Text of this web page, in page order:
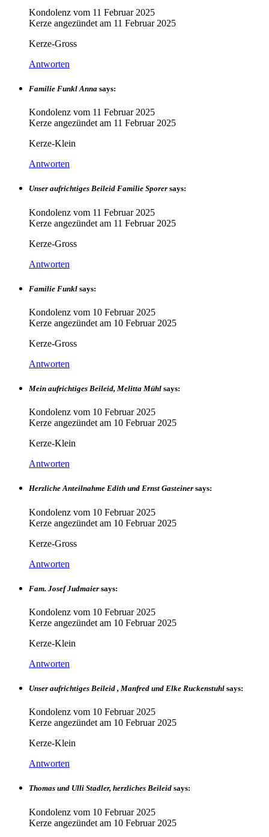
Kondolenz vom 11 Februar 2025
Kerze angezündet am 11 Februar 2025
Kerze-Gross
Antworten
Familie Funkl Anna says:
Kondolenz vom 11 Februar 2025
Kerze angezündet am 11 Februar 2025
Kerze-Klein
Antworten
Unser aufrichtiges Beileid Familie Sporer says:
Kondolenz vom 11 Februar 2025
Kerze angezündet am 11 Februar 2025
Kerze-Gross
Antworten
Familie Funkl says:
Kondolenz vom 10 Februar 2025
Kerze angezündet am 10 Februar 2025
Kerze-Gross
Antworten
Mein aufrichtiges Beileid, Melitta Mühl says:
Kondolenz vom 10 Februar 2025
Kerze angezündet am 10 Februar 2025
Kerze-Klein
Antworten
Herzliche Anteilnahme Edith und Ernst Gasteiner says:
Kondolenz vom 10 Februar 2025
Kerze angezündet am 10 Februar 2025
Kerze-Gross
Antworten
Fam. Josef Judmaier says:
Kondolenz vom 10 Februar 2025
Kerze angezündet am 10 Februar 2025
Kerze-Klein
Antworten
Unser aufrichtiges Beileid , Manfred und Elke Ruckenstuhl says:
Kondolenz vom 10 Februar 2025
Kerze angezündet am 10 Februar 2025
Kerze-Klein
Antworten
Thomas und Ulli Stadler, herzliches Beileid says:
Kondolenz vom 10 Februar 2025
Kerze angezündet am 10 Februar 2025